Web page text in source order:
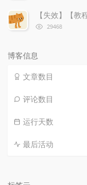
次
数:
【失效】【
浏
29468
博客信息
文章数目
评论数目
运行天数
最后活动